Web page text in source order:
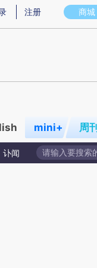
意图存在偏差。不代表财
商城
注册
mini+ 周刊
讣闻